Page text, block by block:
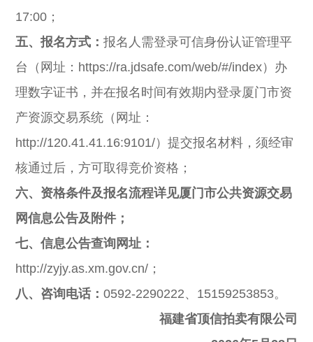
17:00；
五、 报名方式： 报名人需登录可信身份认证管理平
台（网址：https://ra.jdsafe.com/web/#/index）办
理数字证书，并在报名时间有效期内登录厦门市资
产资源交易系统（网址：
http://120.41.41.16:9101/）提交报名材料，须经审
核通过后，方可取得竞价资格；
六、 资格条件及报名流程详见厦门市公共资源交易
网信息公告及附件；
七、 信息公告查询网址：
http://zyjy.as.xm.gov.cn/；
八、 咨询电话： 0592-2290222、15159253853。
福建省顶信拍卖有限公司